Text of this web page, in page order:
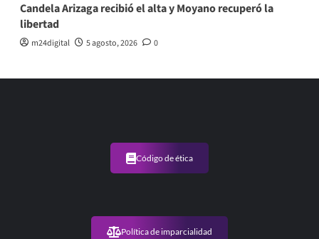
Candela Arizaga recibió el alta y Moyano recuperó la
libertad
m24digital 5 agosto, 2026 0
Código de ética
Política de imparcialidad